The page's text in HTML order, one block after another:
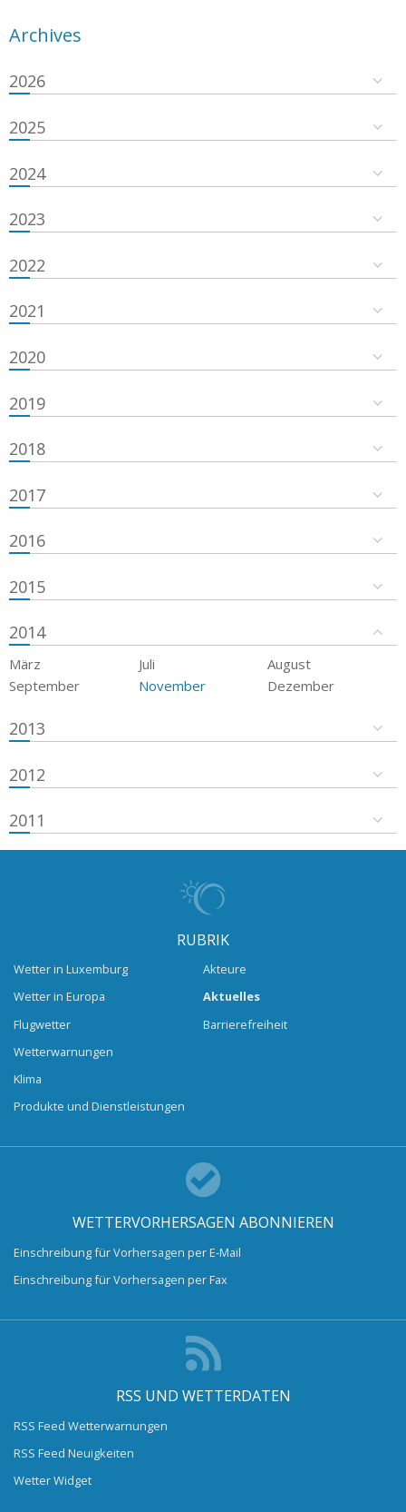
Archives
2026
2025
2024
2023
2022
2021
2020
2019
2018
2017
2016
2015
2014
März Juli
August
September
November Dezember
2013
2012
2011
RUBRIK
Wetter in Luxemburg
Wetter in Europa
Flugwetter
Wetterwarnungen
Klima
Produkte und Dienstleistungen
Akteure
Aktuelles
Barrierefreiheit
WETTERVORHERSAGEN ABONNIEREN
Einschreibung für Vorhersagen per E-Mail
Einschreibung für Vorhersagen per Fax
RSS UND WETTERDATEN
RSS Feed Wetterwarnungen
RSS Feed Neuigkeiten
Wetter Widget